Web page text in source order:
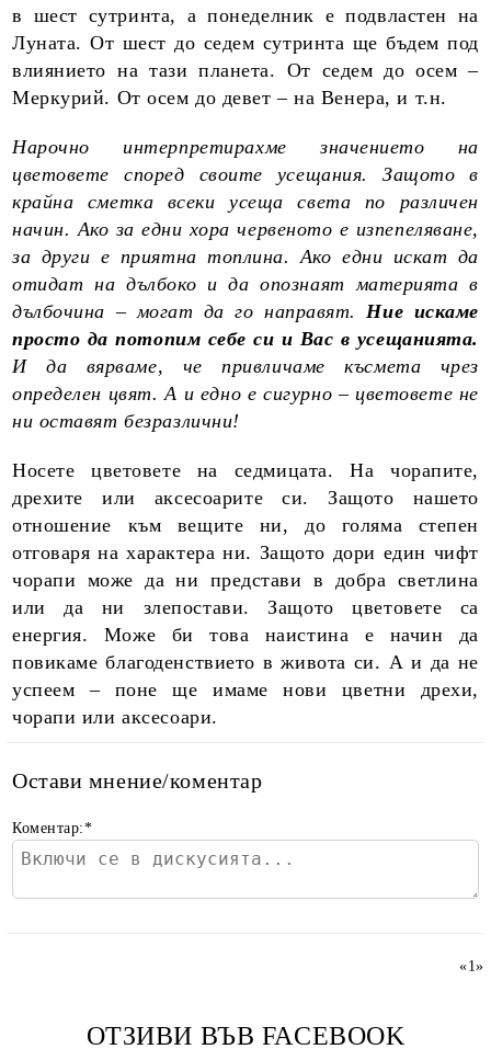
в шест сутринта, а понеделник е подвластен на
Луната. От шест до седем сутринта ще бъдем под
влиянието на тази планета. От седем до осем –
Меркурий. От осем до девет – на Венера, и т.н.
Нарочно интерпретирахме значението на
цветовете според своите усещания. Защото в
крайна сметка всеки усеща света по различен
начин. Ако за едни хора червеното е изпепеляване,
за други е приятна топлина. Ако едни искат да
отидат на дълбоко и да опознаят материята в
дълбочина – могат да го направят. Ние искаме
просто да потопим себе си и Вас в усещанията.
И да вярваме, че привличаме късмета чрез
определен цвят. А и едно е сигурно – цветовете не
ни оставят безразлични!
Носете цветовете на седмицата. На чорапите,
дрехите или аксесоарите си. Защото нашето
отношение към вещите ни, до голяма степен
отговаря на характера ни. Защото дори един чифт
чорапи може да ни представи в добра светлина
или да ни злепостави. Защото цветовете са
енергия. Може би това наистина е начин да
повикаме благоденствието в живота си. А и да не
успеем – поне ще имаме нови цветни дрехи,
чорапи или аксесоари.
Остави мнение/коментар
Коментар:*
«1»
ОТЗИВИ ВЪВ FACEBOOK